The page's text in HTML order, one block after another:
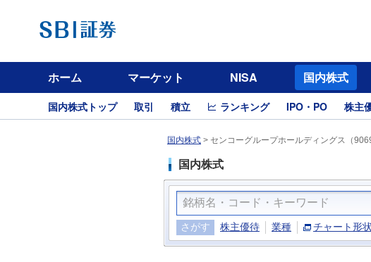
ホーム マーケット NISA 国内株式
国内株式トップ 取引 積立 ランキング IPO・PO 株主
国内株式 > センコーグループホールディングス（9069
国内株式
さがす 株主優待 業種 チャート形状